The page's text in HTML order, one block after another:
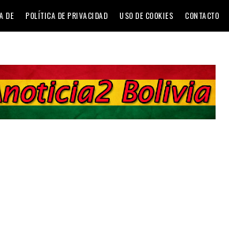
DE POLÍTICA DE PRIVACIDAD USO DE COOKIES CONTACTO